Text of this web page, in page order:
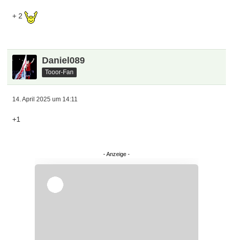
+ 2
Daniel089
Tooor-Fan
14. April 2025 um 14:11
+1